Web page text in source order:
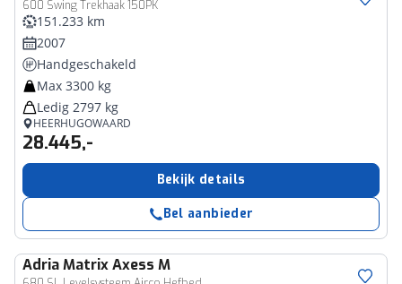
600 Swing Trekhaak 150PK
151.233 km
2007
Handgeschakeld
Max 3300 kg
Ledig 2797 kg
HEERHUGOWAARD
28.445,-
Bekijk details
Bel aanbieder
AdriaMatrix Axess M